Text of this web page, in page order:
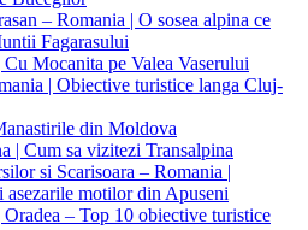
– Romania | O sosea alpina ce
Fagarasului
Mocanita pe Valea Vaserului
| Obiective turistice langa Cluj-
din Moldova
| Cum sa vizitezi Transalpina
si Scarisoara – Romania |
asezarile motilor din Apuseni
Oradea – Top 10 obiective turistice